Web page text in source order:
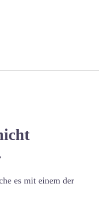
es mit einem der